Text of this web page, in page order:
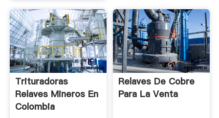
Trituradoras
Relaves Mineros En
Colombia
Relaves De Cobre
Para La Venta